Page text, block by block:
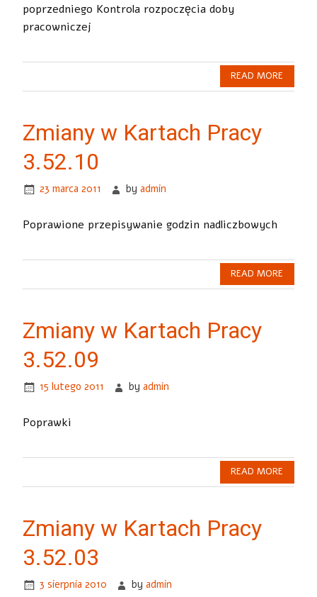
poprzedniego Kontrola rozpoczęcia doby
pracowniczej
READ MORE
Zmiany w Kartach Pracy
3.52.10
23 marca 2011 byadmin
Poprawione przepisywanie godzin nadliczbowych
READ MORE
Zmiany w Kartach Pracy
3.52.09
15 lutego 2011 byadmin
Poprawki
READ MORE
Zmiany w Kartach Pracy
3.52.03
3 sierpnia 2010 byadmin